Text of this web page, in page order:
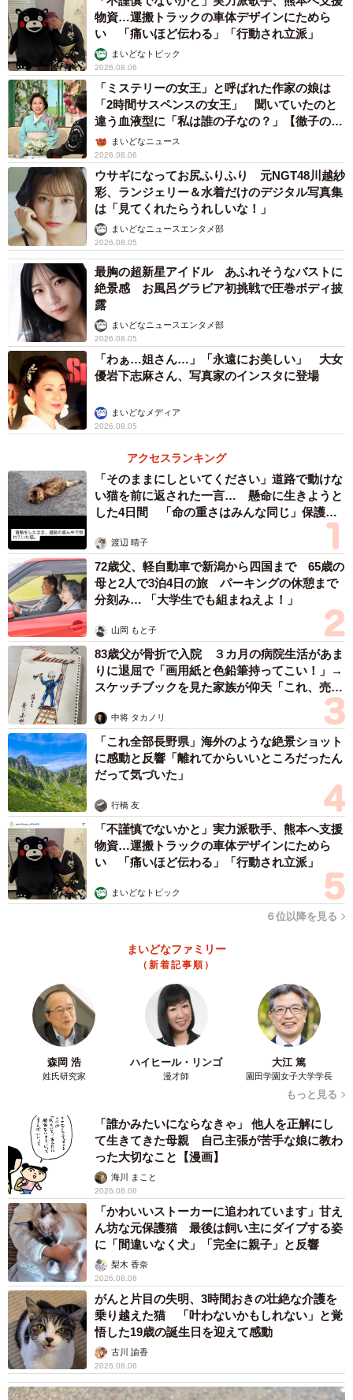
物資…運搬トラックの車体デザインにためら
い 「痛いほど伝わる」「行動され立派」
まいどなトピック
2026.08.06
「ミステリーの女王」と呼ばれた作家の娘は
「2時間サスペンスの女王」 聞いていたのと
違う血液型に「私は誰の子なの？」【徹子の部
屋】まいどなニュース
2026.08.06
ウサギになってお尻ふりふり 元NGT48川越紗
彩、ランジェリー＆水着だけのデジタル写真集
は「見てくれたらうれしいな！」
まいどなニュースエンタメ部
2026.08.05
最胸の超新星アイドル あふれそうなバストに
絶景感 お風呂グラビア初挑戦で圧巻ボディ披
露
まいどなニュースエンタメ部
2026.08.05
「わぁ…姐さん…」「永遠にお美しい」 大女
優岩下志麻さん、写真家のインスタに登場
まいどなメディア
2026.08.05
アクセスランキング
「そのままにしといてください」道路で動けな
い猫を前に返された一言… 懸命に生きようと
した4日間 「命の重さはみんな同じ」保護団
渡辺 晴子
72歳父、軽自動車で新潟から四国まで 65歳の
母と2人で3泊4日の旅 パーキングの休憩まで
分刻み… 「大学生でも組まねえよ！」
山岡 もと子
83歳父が骨折で入院 ３カ月の病院生活があま
りに退屈で「画用紙と色鉛筆持ってこい！」→
スケッチブックを見た家族が仰天「これ、売れ
中将 タカノリ
「これ全部長野県」海外のような絶景ショット
に感動と反響「離れてからいいところだったん
だって気づいた」
行橋 友
「不謹慎でないかと」実力派歌手、熊本へ支援
物資…運搬トラックの車体デザインにためら
い 「痛いほど伝わる」「行動され立派」
まいどなトピック
６位以降を見る
まいどなファミリー
（新着記事順）
森岡 浩
姓氏研究家
ハイヒール・リンゴ
漫才師
大江 篤
園田学園女子大学学長
もっと見る
「誰かみたいにならなきゃ」 他人を正解にし
て生きてきた母親 自己主張が苦手な娘に教わ
った大切なこと【漫画】
海川 まこと
2026.08.06
「かわいいストーカーに追われています」甘え
ん坊な元保護猫 最後は飼い主にダイブする姿
に「間違いなく犬」「完全に親子」と反響
梨木 香奈
2026.08.06
がんと片目の失明、3時間おきの壮絶な介護を
乗り越えた猫 「叶わないかもしれない」と覚
悟した19歳の誕生日を迎えて感動
古川 諭香
2026.08.06